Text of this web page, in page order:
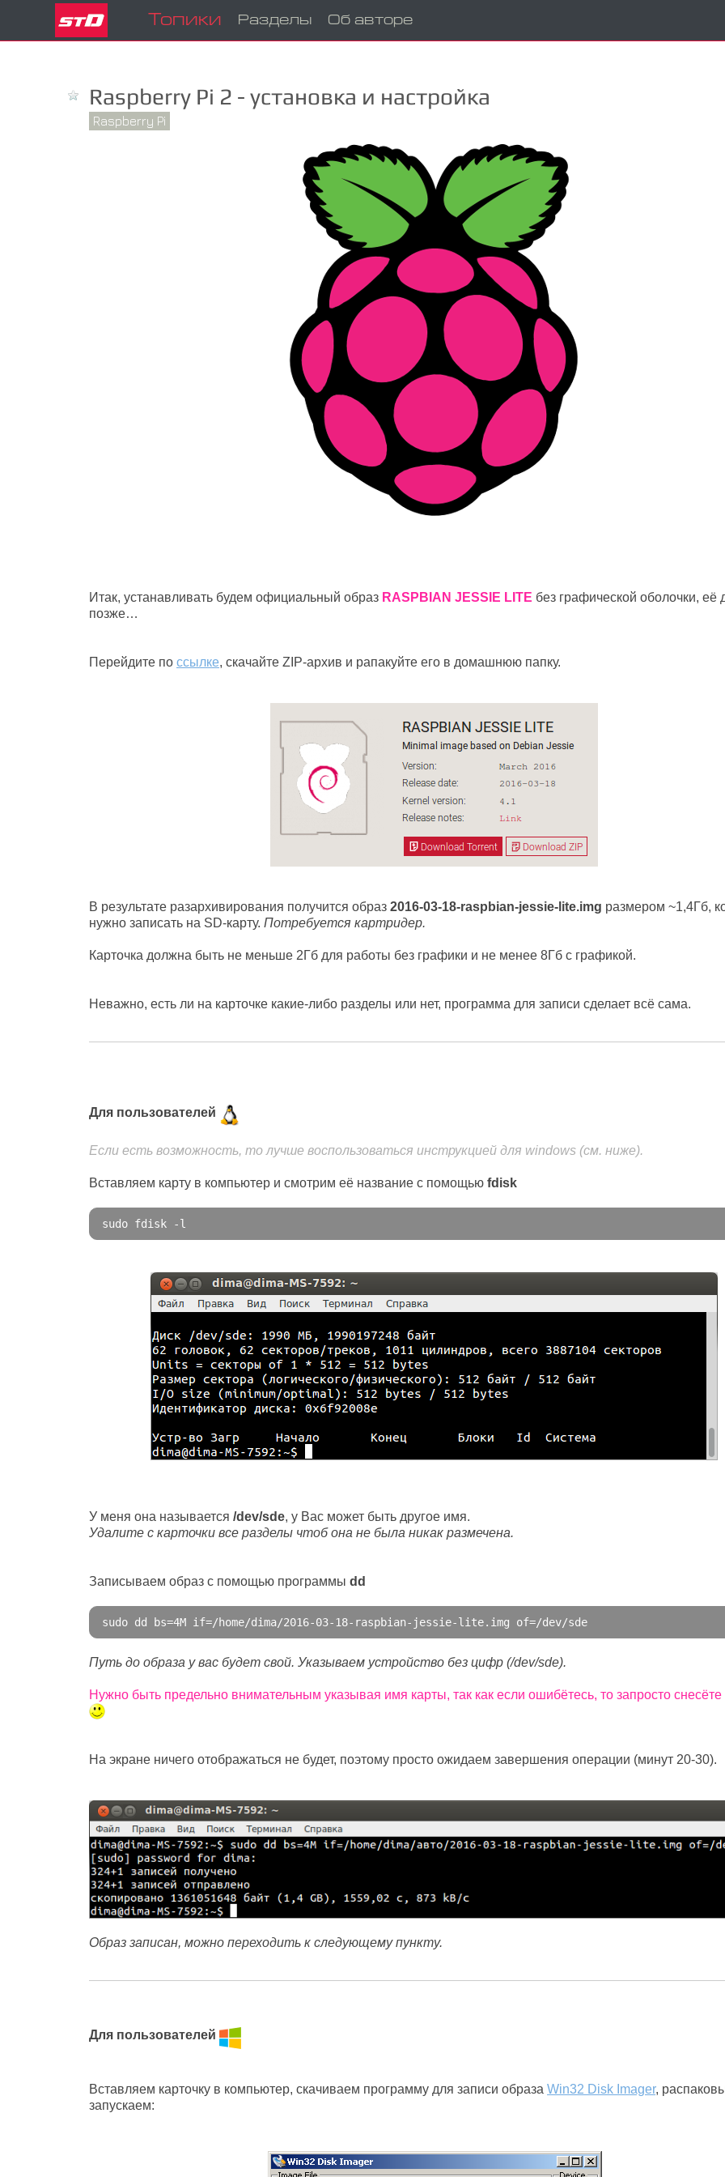
Топики Разделы Об авторе
Raspberry Pi 2 - установка и настройка
Raspberry Pi
Итак, устанавливать будем официальный образ RASPBIAN JESSIE LITE без графической оболочки, её
позже…
Перейдите по ссылке, скачайте ZIP-архив и рапакуйте его в домашнюю папку.
В результате разархивирования получится образ 2016-03-18-raspbian-jessie-lite.img размером ~1,4Гб,
нужно записать на SD-карту. Потребуется картридер.
Карточка должна быть не меньше 2Гб для работы без графики и не менее 8Гб с графикой.
Неважно, есть ли на карточке какие-либо разделы или нет, программа для записи сделает всё сама.
Для пользователей
Если есть возможность, то лучше воспользоваться инструкцией для windows (см. ниже).
Вставляем карту в компьютер и смотрим её название с помощью fdisk
sudo fdisk -l
У меня она называется /dev/sde, у Вас может быть другое имя.
Удалите с карточки все разделы чтоб она не была никак размечена.
Записываем образ с помощью программы dd
sudo dd bs=4M if=/home/dima/2016-03-18- raspbian- jessie-lite. img of=/dev/sde
Путь до образа у вас будет свой. Указываем устройство без цифр (/dev/sde).
Нужно быть предельно внимательным указывая имя карты, так как если ошибётесь, то запросто снесёте
На экране ничего отображаться не будет, поэтому просто ожидаем завершения операции (минут 20-30).
Образ записан, можно переходить к следующему пункту.
Для пользователей
Вставляем карточку в компьютер, скачиваем программу для записи образа Win32 Disk Imager,
запускаем: